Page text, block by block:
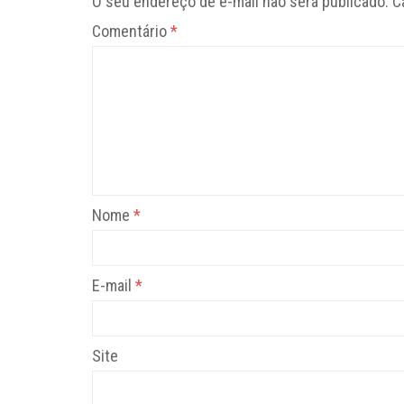
Comentário*
Nome *
E-mail *
Site